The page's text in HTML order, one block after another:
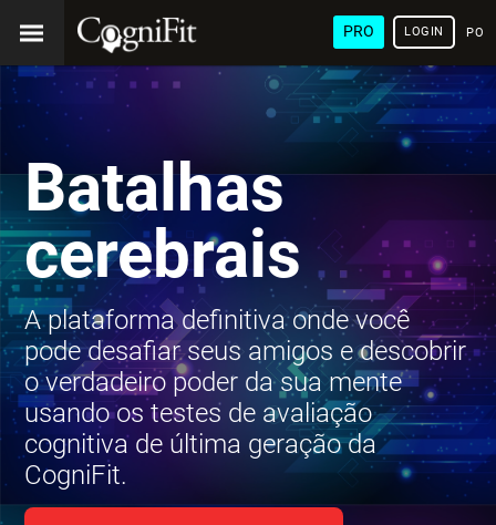
PRO LOGIN
Batalhas
cerebrais
A plataforma definitiva onde você
pode desafiar seus amigos e descobrir
o verdadeiro poder da sua mente
usando os testes de avaliação
cognitiva de última geração da
CogniFit.